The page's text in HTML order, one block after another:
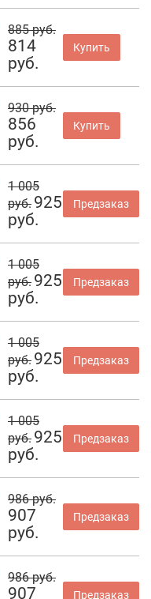
885 руб.
814
руб.
Купить
930 руб.
856
руб.
Купить
1 005
руб. 925
руб.
Предзаказ
1 005
руб. 925
руб.
Предзаказ
1 005
руб. 925
руб.
Предзаказ
1 005
руб. 925
руб.
Предзаказ
986 руб.
907
руб.
Предзаказ
986 руб.
907
Предзаказ